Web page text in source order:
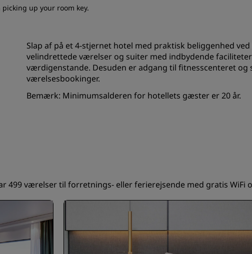
Søg efter en
Digitale tjenester
up your room key.
Slap af på et 4-stjernet hotel med praktisk beliggenhed
velindrettede værelser og suiter med indbydende
værdigenstande. Desuden er adgang til fitnesscenteret
værelsesbookinger.
Bemærk: Minimumsalderen for hotellets gæster er 20 år.
499 værelser til forretnings- eller ferierejsende med gratis